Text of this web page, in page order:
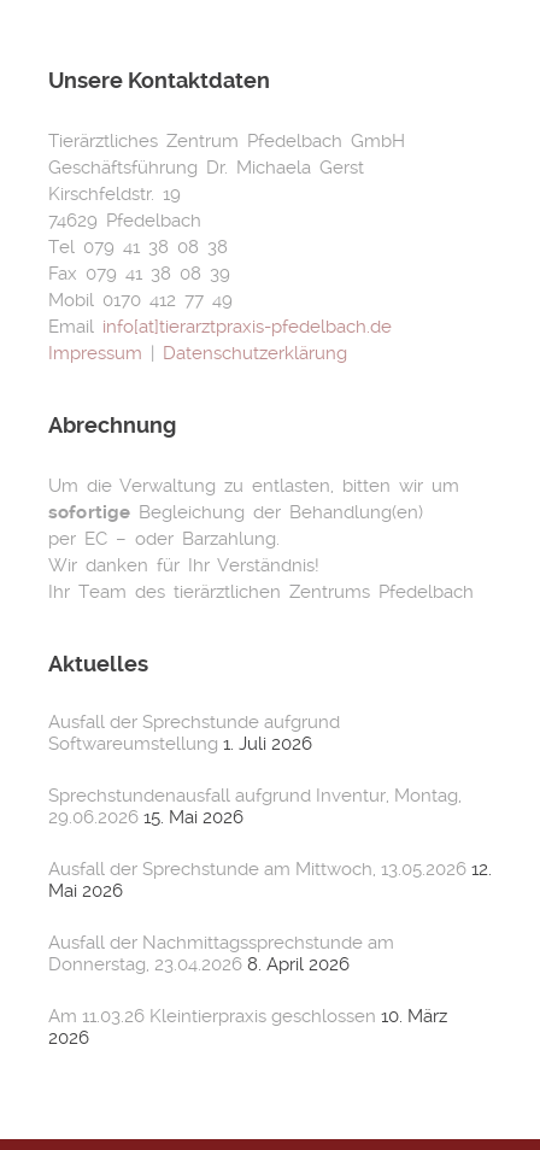
Unsere Kontaktdaten
Tierärztliches Zentrum Pfedelbach GmbH
Geschäftsführung Dr. Michaela Gerst
Kirschfeldstr. 19
74629 Pfedelbach
Tel 079 41 38 08 38
Fax 079 41 38 08 39
Mobil 0170 412 77 49
Email info[at]tierarztpraxis-pfedelbach.de
Impressum | Datenschutzerklärung
Abrechnung
Um die Verwaltung zu entlasten, bitten wir um
sofortige Begleichung der Behandlung(en)
per EC – oder Barzahlung.
Wir danken für Ihr Verständnis!
Ihr Team des tierärztlichen Zentrums Pfedelbach
Aktuelles
Ausfall der Sprechstunde aufgrund
Softwareumstellung 1. Juli 2026
Sprechstundenausfall aufgrund Inventur, Montag,
29.06.2026 15. Mai 2026
Ausfall der Sprechstunde am Mittwoch, 13.05.2026 12.
Mai 2026
Ausfall der Nachmittagssprechstunde am
Donnerstag, 23.04.2026 8. April 2026
Am 11.03.26 Kleintierpraxis geschlossen 10. März
2026